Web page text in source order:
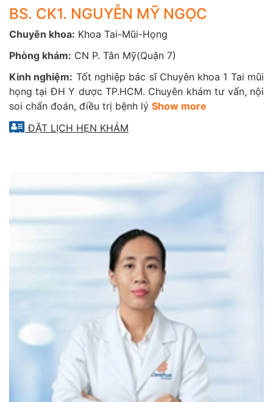
BS. CK1. NGUYỄN MỸ NGỌC
Chuyên khoa: Khoa Tai-Mũi-Họng
Phòng khám: CN P. Tân Mỹ(Quận 7)
Kinh nghiệm: Tốt nghiệp bác sĩ Chuyên khoa 1 Tai mũi
họng tại ĐH Y dược TP.HCM. Chuyên khám tư vấn, nội
soi chẩn đoán, điều trị bệnh lý Show more
ĐẶT LỊCH HẸN KHÁM